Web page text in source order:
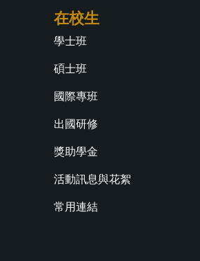
在校生
學士班
碩士班
國際專班
出國研修
獎助學金
活動訊息與花絮
常用連結